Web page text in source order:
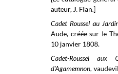
auteur, J. Flan.]
Cadet Roussel au
Aude, créée sur le
10 janvier 1808.
Cadet-Roussel aux
d'Agamemnon,